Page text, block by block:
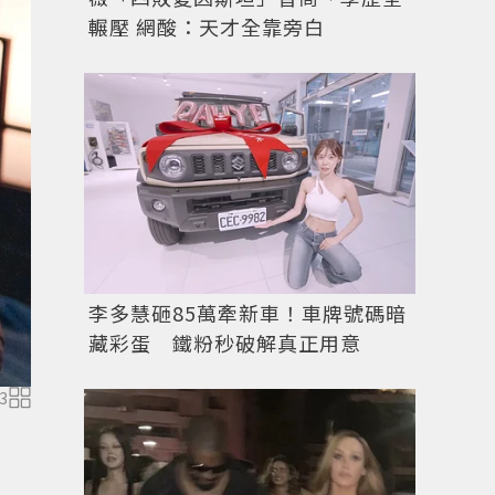
3
金泰梨飾演羅希度。圖／Netflix提供
輾壓 網酸：天才全靠旁白
李多慧砸85萬牽新車！車牌號碼暗
藏彩蛋 鐵粉秒破解真正用意